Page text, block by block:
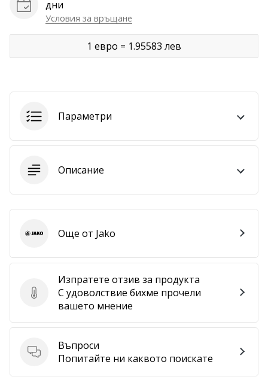
статиидни
Условия за връщане
1 евро = 1.95583 лев
Параметри
Описание
Изпратете отзив за продукта
Изпратете отзив за продукта
С удоволствие бихме прочели
вашето мнение
Въпроси
Въпроси
Попитайте ни каквото поискате
Jako Още от Jako